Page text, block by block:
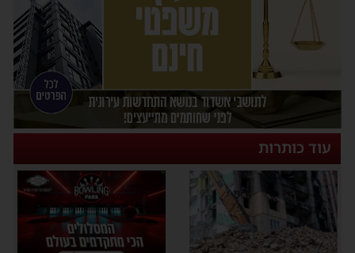
עוד כותרות